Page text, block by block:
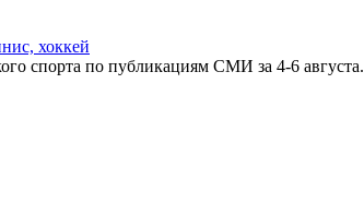
хоккей
спорта по публикациям СМИ за 4-6 августа.